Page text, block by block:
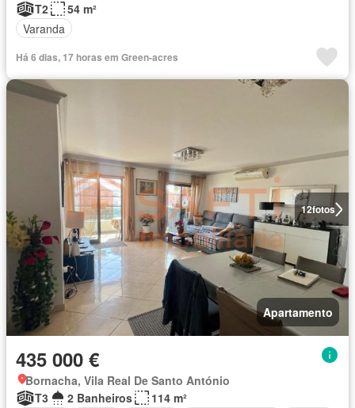
T2
54 m²
Varanda
Há 6 dias, 17 horas em Green-acres
12fotos
Apartamento
435 000 €
Bornacha, Vila Real De Santo António
T3
2 Banheiros
114 m²